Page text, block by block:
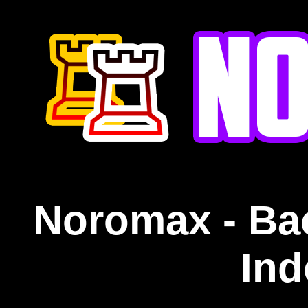
Noromax -